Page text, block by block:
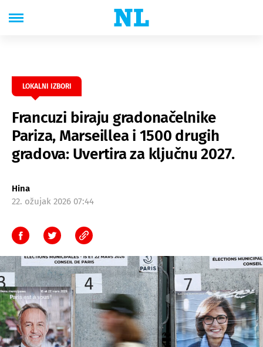
LOKALNI IZBORI
Francuzi biraju gradonačelnike
Pariza, Marseillea i 1500 drugih
gradova: Uvertira za ključnu 2027.
Hina
22. ožujak 2026 07:44